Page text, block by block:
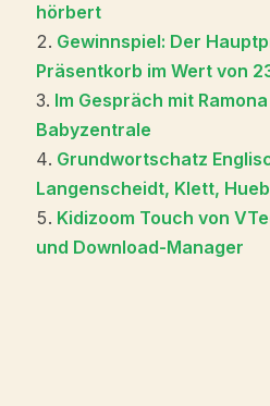
hörbert
Gewinnspiel: Der
Präsentkorb im Wert von
Im Gespräch mit
Babyzentrale
Grundwortschatz
Langenscheidt, Klett,
Kidizoom Touch von
und Download-Manager